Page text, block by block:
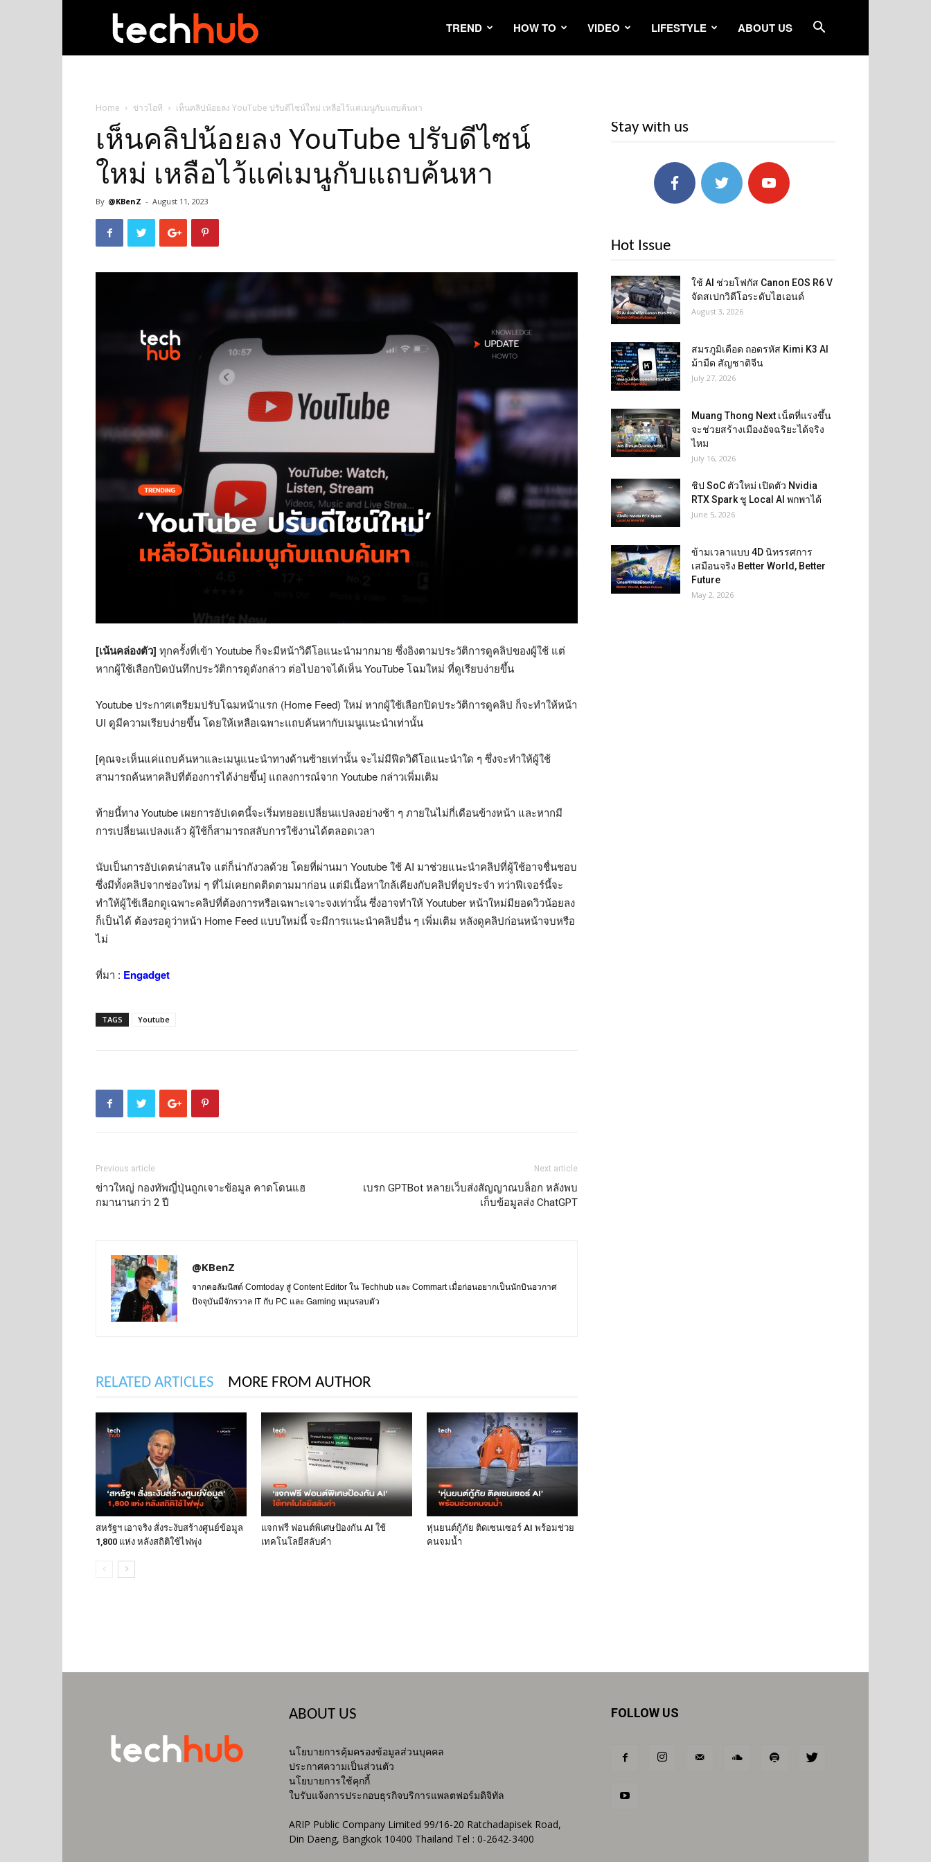
TREND HOW TO VIDEO LIFESTYLE ABOUT US
Home ข่าวไอที เห็นคลิปน้อยลง YouTube ปรับดีไซน์ใหม่ เหลือไว้แค่เมนูกับแถบค้นหา
เห็นคลิปน้อยลง YouTube ปรับดีไซน์
ใหม่ เหลือไว้แค่เมนูกับแถบค้นหา
By @KBenZ - August 11, 2023
[เน้นคล่องตัว] ทุกครั้งที่เข้า Youtube ก็จะมีหน้าวิดีโอแนะนำมากมาย ซึ่งอิงตามประวัติการดูคลิปของผู้ใช้ แต่
หากผู้ใช้เลือกปิดบันทึกประวัติการดูดังกล่าว ต่อไปอาจได้เห็น YouTube โฉมใหม่ ที่ดูเรียบง่ายขึ้น
Youtube ประกาศเตรียมปรับโฉมหน้าแรก (Home Feed) ใหม่ หากผู้ใช้เลือกปิดประวัติการดูคลิป ก็จะทำให้หน้า
UI ดูมีความเรียบง่ายขึ้น โดยให้เหลือเฉพาะแถบค้นหากับเมนูแนะนำเท่านั้น
[คุณจะเห็นแค่แถบค้นหาและเมนูแนะนำทางด้านซ้ายเท่านั้น จะไม่มีฟีดวิดีโอแนะนำใด ๆ ซึ่งจะทำให้ผู้ใช้
สามารถค้นหาคลิปที่ต้องการได้ง่ายขึ้น] แถลงการณ์จาก Youtube กล่าวเพิ่มเติม
ท้ายนี้ทาง Youtube เผยการอัปเดตนี้จะเริ่มทยอยเปลี่ยนแปลงอย่างช้า ๆ ภายในไม่กี่เดือนข้างหน้า และหากมี
การเปลี่ยนแปลงแล้ว ผู้ใช้ก็สามารถสลับการใช้งานได้ตลอดเวลา
นับเป็นการอัปเดตน่าสนใจ แต่ก็น่ากังวลด้วย โดยที่ผ่านมา Youtube ใช้ AI มาช่วยแนะนำคลิปที่ผู้ใช้อาจชื่นชอบ
ซึ่งมีทั้งคลิปจากช่องใหม่ ๆ ที่ไม่เคยกดติดตามมาก่อน แต่มีเนื้อหาใกล้เคียงกับคลิปที่ดูประจำ ทว่าฟีเจอร์นี้จะ
ทำให้ผู้ใช้เลือกดูเฉพาะคลิปที่ต้องการหรือเฉพาะเจาะจงเท่านั้น ซึ่งอาจทำให้ Youtuber หน้าใหม่มียอดวิวน้อยลง
ก็เป็นได้ ต้องรอดูว่าหน้า Home Feed แบบใหม่นี้ จะมีการแนะนำคลิปอื่น ๆ เพิ่มเติม หลังดูคลิปก่อนหน้าจบหรือ
ไม่
ที่มา : Engadget
TAGS Youtube
Previous article
ข่าวใหญ่ กองทัพญี่ปุ่นถูกเจาะข้อมูล คาดโดนแฮ
กมานานกว่า 2 ปี
Next article
เบรก GPTBot หลายเว็บส่งสัญญาณบล็อก หลังพบ
เก็บข้อมูลส่ง ChatGPT
@KBenZ
จากคอลัมนิสต์ Comtoday สู่ Content Editor ใน Techhub และ Commart เมื่อก่อนอยากเป็นนักบินอวกาศ
ปัจจุบันมีจักรวาล IT กับ PC และ Gaming หมุนรอบตัว
RELATED ARTICLES MORE FROM AUTHOR
สหรัฐฯ เอาจริง สั่งระงับสร้างศูนย์ข้อมูล
1,800 แห่ง หลังสถิติใช้ไฟพุ่ง
แจกฟรี ฟอนต์พิเศษป้องกัน AI ใช้
เทคโนโลยีสลับคำ
หุ่นยนต์กู้ภัย ติดเซนเซอร์ AI พร้อมช่วย
คนจมน้ำ
Stay with us
Hot Issue
ใช้ AI ช่วยโฟกัส Canon EOS R6 V
จัดสเปกวิดีโอระดับไฮเอนด์
August 3, 2026
สมรภูมิเดือด ถอดรหัส Kimi K3 AI
ม้ามืด สัญชาติจีน
July 27, 2026
Muang Thong Next เน็ตที่แรงขึ้น
จะช่วยสร้างเมืองอัจฉริยะได้จริง
ไหม
July 16, 2026
ชิป SoC ตัวใหม่ เปิดตัว Nvidia
RTX Spark ชู Local AI พกพาได้
June 5, 2026
ข้ามเวลาแบบ 4D นิทรรศการ
เสมือนจริง Better World, Better
Future
May 2, 2026
ABOUT US
นโยบายการคุ้มครองข้อมูลส่วนบุคคล
ประกาศความเป็นส่วนตัว
นโยบายการใช้คุกกี้
ใบรับแจ้งการประกอบธุรกิจบริการแพลตฟอร์มดิจิทัล
ARIP Public Company Limited 99/16-20 Ratchadapisek Road,
Din Daeng, Bangkok 10400 Thailand Tel : 0-2642-3400
FOLLOW US